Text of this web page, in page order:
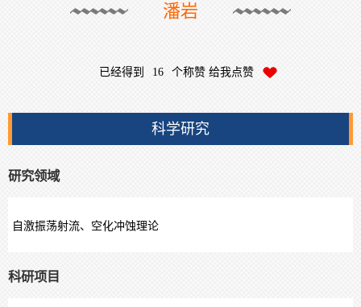
潘岩
已经得到 16 个称赞 给我点赞
科学研究
研究领域
自激振荡射流、空化冲蚀理论
科研项目